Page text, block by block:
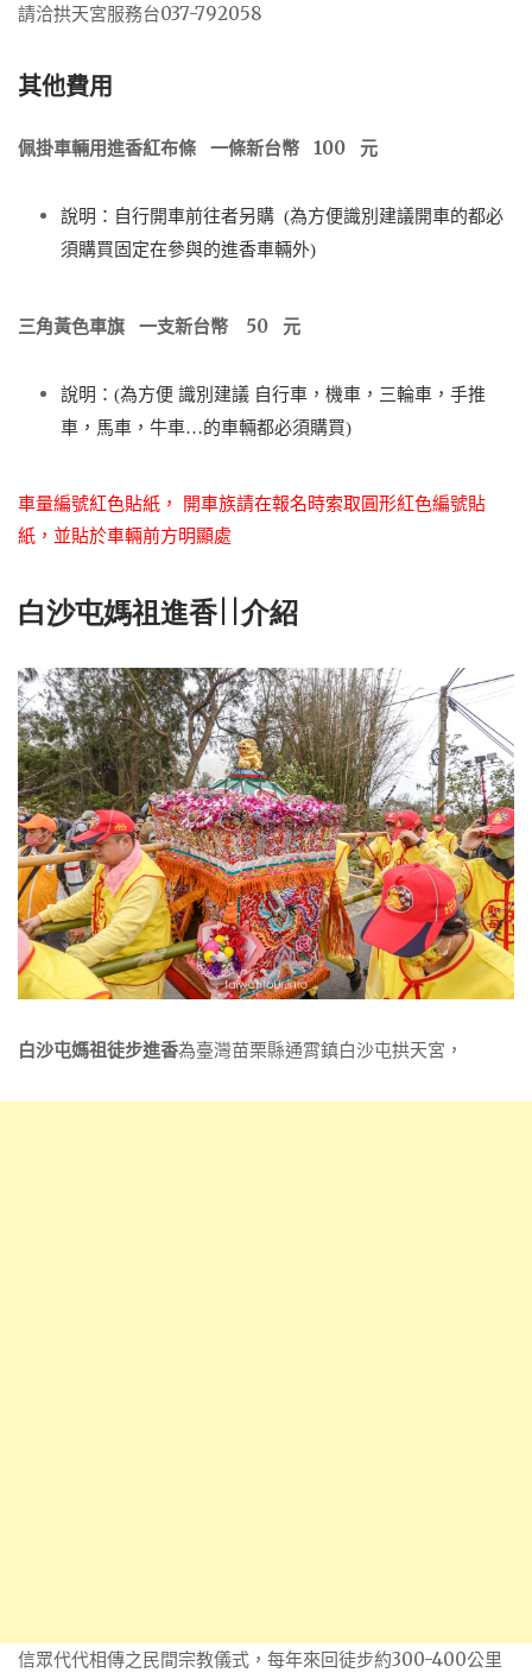
請洽拱天宮服務台037-792058
其他費用
佩掛車輛用進香紅布條 一條新台幣 100 元
說明：自行開車前往者另購 (為方便識別建議開車的都必
須購買固定在參與的進香車輛外)
三角黃色車旗 一支新台幣 50 元
說明：(為方便 識別建議 自行車，機車，三輪車，手推
車，馬車，牛車…的車輛都必須購買)
車量編號紅色貼紙， 開車族請在報名時索取圓形紅色編號貼
紙，並貼於車輛前方明顯處
白沙屯媽祖進香||介紹
白沙屯媽祖徒步進香為臺灣苗栗縣通霄鎮白沙屯拱天宮，
信眾代代相傳之民間宗教儀式，每年來回徒步約300-400公里